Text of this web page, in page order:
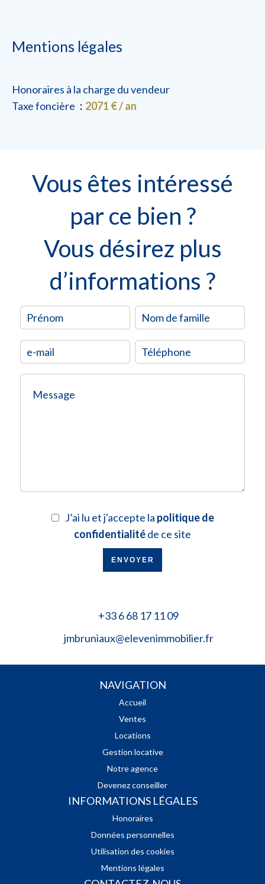
Mentions légales
Honoraires à la charge du vendeur
Taxe foncière
2071 € / an
Vous êtes intéressé
par ce bien ?
Vous désirez plus
d’informations ?
J’ai lu et j'accepte la politique de
confidentialitéde ce site
ENVOYER
+33 6 68 17 11 09
jmbruniaux@elevenimmobilier.fr
NAVIGATION
Accueil
Ventes
Locations
Gestion locative
Notre agence
Devenez conseiller
INFORMATIONS LÉGALES
Honoraires
Données personnelles
Utilisation des cookies
Mentions légales